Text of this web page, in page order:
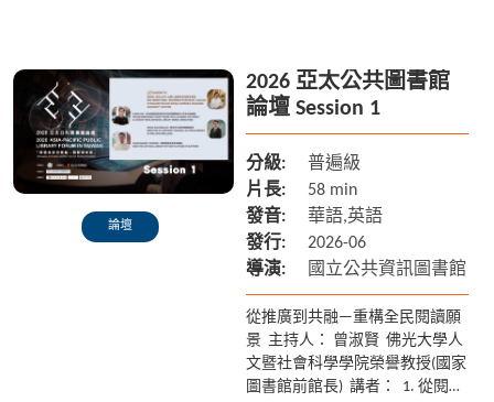
論壇
2026 亞太公共圖書館
論壇 Session 1
分級:
普遍級
片長:
58 min
發音:
華語,英語
發行:
2026-06
導演:
國立公共資訊圖書館
從推廣到共融—重構全民閱讀願
景 主持人： 曾淑賢 佛光大學人
文暨社會科學學院榮譽教授(國家
圖書館前館長) 講者： 1. 從閱讀